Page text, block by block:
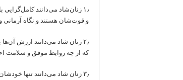
۱٫ زنان‌شاد می‌دانند
و قوت‌شان هستند و نگاه آرمانی و
۲٫ زنان شاد می‌دانند ارزش‌
که از چه روابط موفق و سلامت
۳٫ زنان شاد می‌دانند تنها